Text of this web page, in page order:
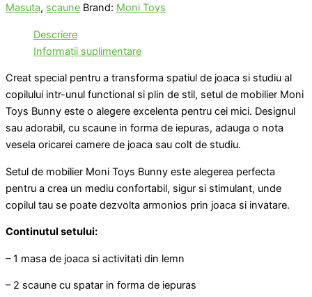
Masuta, scaune Brand: Moni Toys
Descriere
Informații suplimentare
Creat special pentru a transforma spatiul de joaca si studiu al
copilului intr-unul functional si plin de stil, setul de mobilier Moni
Toys Bunny este o alegere excelenta pentru cei mici. Designul
sau adorabil, cu scaune in forma de iepuras, adauga o nota
vesela oricarei camere de joaca sau colt de studiu.
Setul de mobilier Moni Toys Bunny este alegerea perfecta
pentru a crea un mediu confortabil, sigur si stimulant, unde
copilul tau se poate dezvolta armonios prin joaca si invatare.
Continutul setului:
– 1 masa de joaca si activitati din lemn
– 2 scaune cu spatar in forma de iepuras